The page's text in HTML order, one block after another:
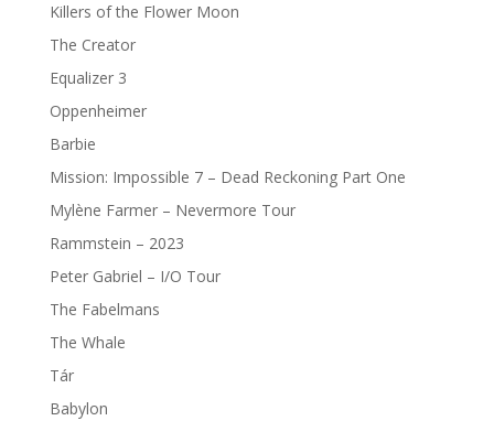
Killers of the Flower Moon
The Creator
Equalizer 3
Oppenheimer
Barbie
Mission: Impossible 7 – Dead Reckoning Part One
Mylène Farmer – Nevermore Tour
Rammstein – 2023
Peter Gabriel – I/O Tour
The Fabelmans
The Whale
Tár
Babylon